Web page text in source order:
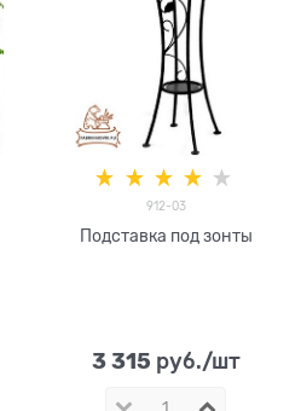
912-03
Подставка под зонты
3 315 руб./шт